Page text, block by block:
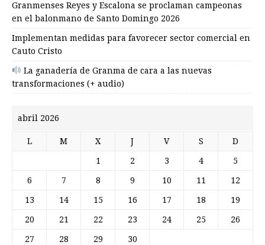
Granmenses Reyes y Escalona se proclaman campeonas
en el balonmano de Santo Domingo 2026
Implementan medidas para favorecer sector comercial en
Cauto Cristo
La ganadería de Granma de cara a las nuevas
transformaciones (+ audio)
abril 2026
L M X J V S D
1 2 3 4 5
6 7 8 9 10 11 12
13 14 15 16 17 18 19
20 21 22 23 24 25 26
27 28 29 30